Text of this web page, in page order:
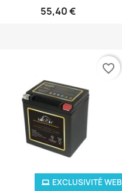
55,40 €
EXCLUSIVITÉ WEB
favorite_border